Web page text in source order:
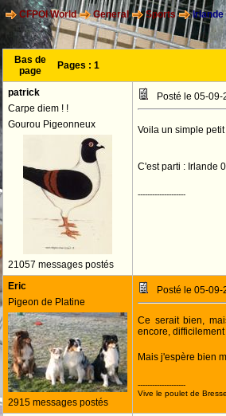
CFPOI World General Sports Irlande
Bas de
page
Pages : 1
patrick
Carpe diem ! !
Gourou Pigeonneux
21057 messages postés
Posté le 05-
Voila un simple
C'est parti : Irlande
--------------------
Eric
Pigeon de Platine
2915 messages postés
Posté le 05-
Ce serait bien,
encore, difficilement
Mais j'espère bien
--------------------
Vive le poulet de